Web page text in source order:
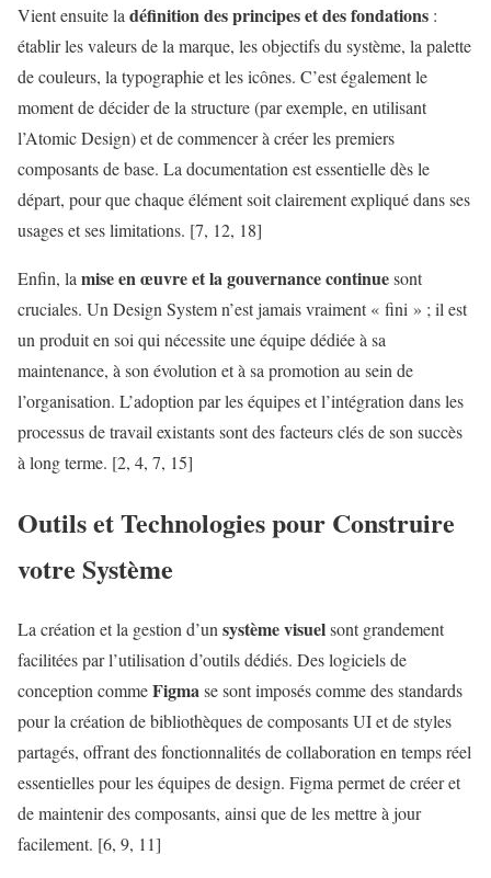
Vient ensuite la définition des principes et des fondations :
établir les valeurs de la marque, les objectifs du système, la palette
de couleurs, la typographie et les icônes. C’est également le
moment de décider de la structure (par exemple, en utilisant
l’Atomic Design) et de commencer à créer les premiers
composants de base. La documentation est essentielle dès le
départ, pour que chaque élément soit clairement expliqué dans ses
usages et ses limitations. [7, 12, 18]
Enfin, la mise en œuvre et la gouvernance continuesont
cruciales. Un Design System n’est jamais vraiment « fini » ; il est
un produit en soi qui nécessite une équipe dédiée à sa
maintenance, à son évolution et à sa promotion au sein de
l’organisation. L’adoption par les équipes et l’intégration dans les
processus de travail existants sont des facteurs clés de son succès
à long terme. [2, 4, 7, 15]
Outils et Technologies pour Construire
votre Système
La création et la gestion d’un système visuelsont grandement
facilitées par l’utilisation d’outils dédiés. Des logiciels de
conception commeFigma se sont imposés comme des standards
pour la création de bibliothèques de composants UI et de styles
partagés, offrant des fonctionnalités de collaboration en temps réel
essentielles pour les équipes de design. Figma permet de créer et
de maintenir des composants, ainsi que de les mettre à jour
facilement. [6, 9, 11]